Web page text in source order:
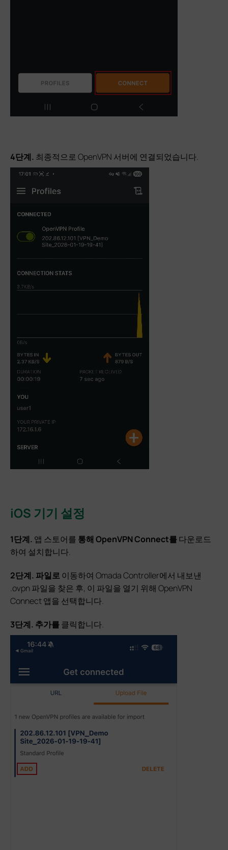
4단계. 최종적으로 OpenVPN 서버에 연결되었습니다.
iOS 기기 설정
1단계. 앱 스토어를 통해 OpenVPN Connect를다운로드
하여 설치합니다.
2단계. 파일로이동하여 Omada Controller에서 내보낸
.ovpn 파일을 찾은 후, 이 파일을 열기 위해 OpenVPN
Connect 앱을 선택합니다.
3단계. 추가를클릭합니다.